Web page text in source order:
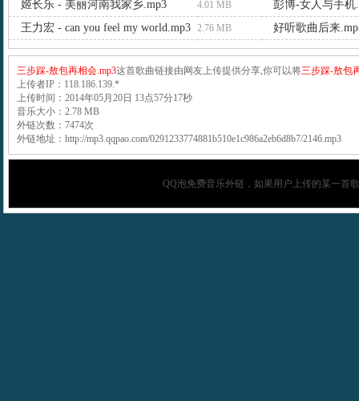
姬长乐 - 美丽河南我家乡.mp3
4.01 MB
彭博-女人与手机
王力宏 - can you feel my world.mp3 2.76 MB 好听歌曲后来
三步踩-敖包再相会.mp3这首歌曲链接由网友上传提供分享,你可以将三步踩-敖包
上传者IP：118.186.139.*
上传时间：2014年05月20日 13点57分17秒
音乐大小：2.78 MB
外链次数：7474次
外链地址：http://mp3.qqpao.com/0291233774881b510e1c986a2eb6d8b7/2146.mp3
QQ泡免费音乐外链，如果用户上传的某一首